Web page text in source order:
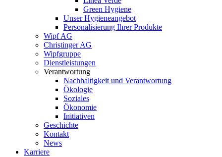
Green Hygiene
Unser Hygieneangebot
Personalisierung Ihrer Produkte
Wipf AG
Christinger AG
Wipfgruppe
Dienstleistungen
Verantwortung
Nachhaltigkeit und Verantwortung
Ökologie
Soziales
Ökonomie
Initiativen
Geschichte
Kontakt
News
Karriere